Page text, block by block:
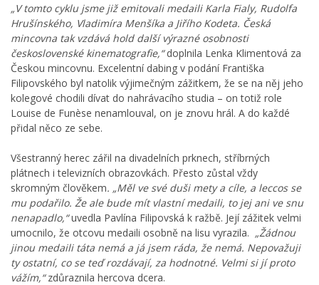
„V tomto cyklu jsme již emitovali medaili Karla Fialy, Rudolfa
Hrušínského, Vladimíra Menšíka a Jiřího Kodeta. Česká
mincovna tak vzdává hold další výrazné osobnosti
československé kinematografie,“doplnila Lenka Klimentová za
Českou mincovnu. Excelentní dabing v podání Františka
Filipovského byl natolik výjimečným zážitkem, že se na něj jeho
kolegové chodili dívat do nahrávacího studia – on totiž role
Louise de Funèse nenamlouval, on je znovu hrál. A do každé
přidal něco ze sebe.
Všestranný herec zářil na divadelních prknech, stříbrných
plátnech i televizních obrazovkách. Přesto zůstal vždy
skromným člověkem. „Měl ve své duši mety a cíle, a leccos se
mu podařilo. Že ale bude mít vlastní medaili, to jej ani ve snu
nenapadlo,“uvedla Pavlína Filipovská k ražbě. Její zážitek velmi
umocnilo, že otcovu medaili osobně na lisu vyrazila. „Žádnou
jinou medaili táta nemá a já jsem ráda, že nemá. Nepovažuji
ty ostatní, co se teď rozdávají, za hodnotné. Velmi si jí proto
vážím,“zdůraznila hercova dcera.